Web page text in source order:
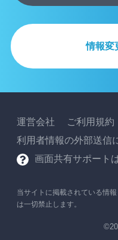
情報変
運営会社 ご利用規約
利用者情報の外部送信
画面共有サポート
当サイトに掲載されている情
は一切禁止します。